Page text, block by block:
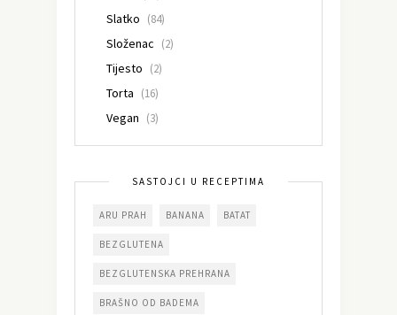
Slatko (84)
Složenac (2)
Tijesto (2)
Torta (16)
Vegan (3)
SASTOJCI U RECEPTIMA
ARU PRAH BANANA BATAT
BEZGLUTENA
BEZGLUTENSKA PREHRANA
BRAŠNO OD BADEMA